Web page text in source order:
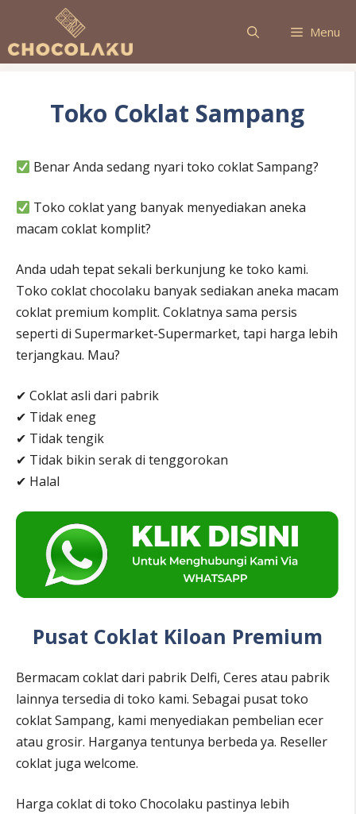
Langsung
isi
Menu
Toko Coklat Sampang
Benar Anda sedang nyari toko coklat Sampang?
Toko coklat yang banyak menyediakan aneka
macam coklat komplit?
Anda udah tepat sekali berkunjung ke toko kami.
Toko coklat chocolaku banyak sediakan aneka macam
coklat premium komplit. Coklatnya sama persis
seperti di Supermarket-Supermarket, tapi harga lebih
terjangkau. Mau?
✔ Coklat asli dari pabrik
✔ Tidak eneg
✔ Tidak tengik
✔ Tidak bikin serak di tenggorokan
✔ Halal
Pusat Coklat Kiloan Premium
Bermacam coklat dari pabrik Delfi, Ceres atau pabrik
lainnya tersedia di toko kami. Sebagai pusat toko
coklat Sampang, kami menyediakan pembelian ecer
atau grosir. Harganya tentunya berbeda ya. Reseller
coklat juga welcome.
Harga coklat di toko Chocolaku pastinya lebih